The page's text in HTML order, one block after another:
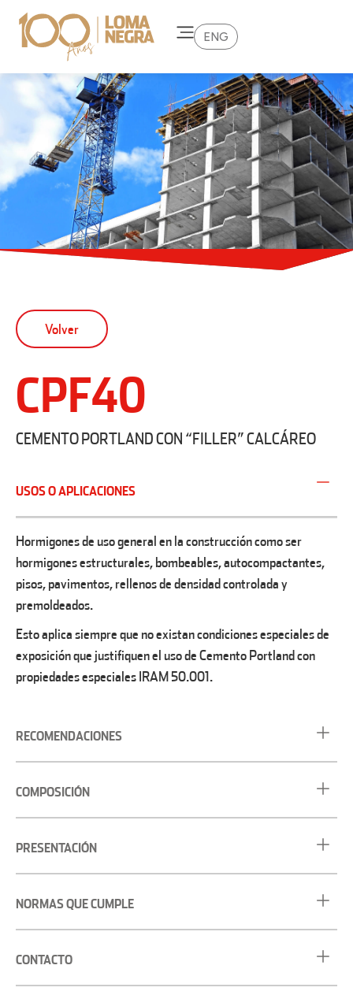
ENG
Volver
CPF40
CEMENTO PORTLAND CON “FILLER” CALCÁREO
USOS O APLICACIONES
Hormigones de uso general en la construcción como ser
hormigones estructurales, bombeables, autocompactantes,
pisos, pavimentos, rellenos de densidad controlada y
premoldeados.
Esto aplica siempre que no existan condiciones especiales de
exposición que justifiquen el uso de Cemento Portland con
propiedades especiales IRAM 50.001.
RECOMENDACIONES
COMPOSICIÓN
PRESENTACIÓN
NORMAS QUE CUMPLE
CONTACTO